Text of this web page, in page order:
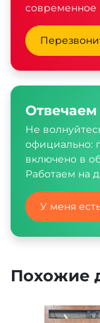
современное
Отвечаем
Не
официально:
включено в
Работаем на
У меня
Похожие